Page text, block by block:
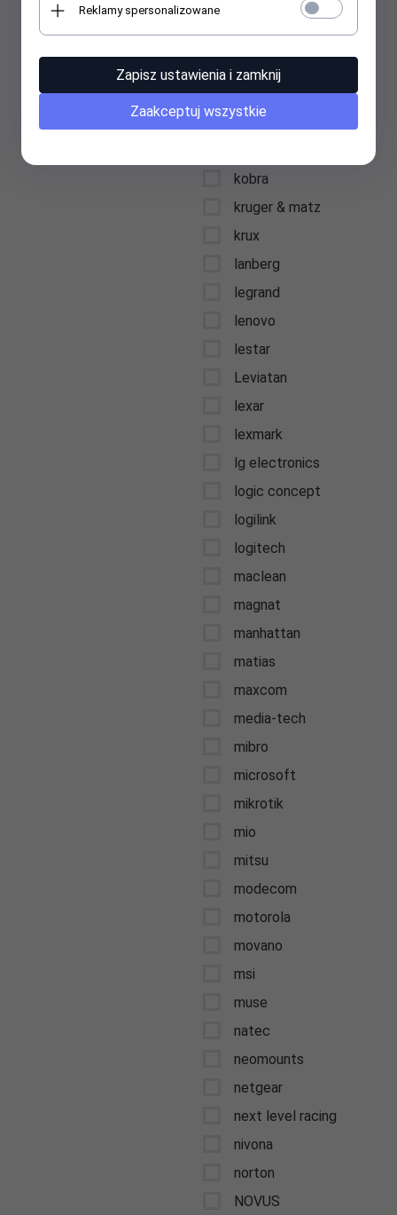
keysonic
kidde
kids euroswan
kingston
kobra
kruger & matz
krux
lanberg
legrand
lenovo
lestar
Leviatan
lexar
lexmark
lg electronics
logic concept
logilink
logitech
maclean
magnat
manhattan
matias
maxcom
media-tech
mibro
microsoft
mikrotik
mio
mitsu
modecom
motorola
movano
msi
muse
natec
neomounts
netgear
next level racing
nivona
norton
NOVUS
Reklamy spersonalizowane
Zapisz ustawienia i zamknij
Zaakceptuj wszystkie